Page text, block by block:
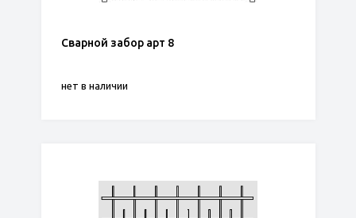
Сварной забор арт 8
нет в наличии